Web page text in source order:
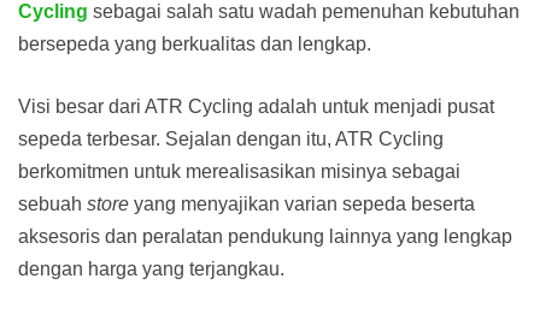
Cycling sebagai salah satu wadah pemenuhan kebutuhan
bersepeda yang berkualitas dan lengkap.
Visi besar dari ATR Cycling adalah untuk menjadi pusat
sepeda terbesar. Sejalan dengan itu, ATR Cycling
berkomitmen untuk merealisasikan misinya sebagai
sebuah store yang menyajikan varian sepeda beserta
aksesoris dan peralatan pendukung lainnya yang lengkap
dengan harga yang terjangkau.